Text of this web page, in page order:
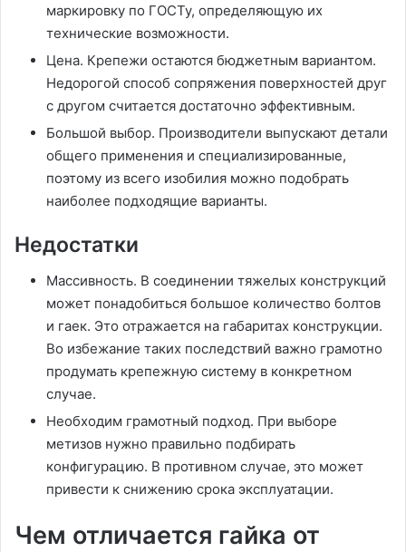
маркировку по ГОСТу, определяющую их
технические возможности.
Цена. Крепежи остаются бюджетным вариантом.
Недорогой способ сопряжения поверхностей друг
с другом считается достаточно эффективным.
Большой выбор. Производители выпускают детали
общего применения и специализированные,
поэтому из всего изобилия можно подобрать
наиболее подходящие варианты.
Недостатки
Массивность. В соединении тяжелых конструкций
может понадобиться большое количество болтов
и гаек. Это отражается на габаритах конструкции.
Во избежание таких последствий важно грамотно
продумать крепежную систему в конкретном
случае.
Необходим грамотный подход. При выборе
метизов нужно правильно подбирать
конфигурацию. В противном случае, это может
привести к снижению срока эксплуатации.
Чем отличается гайка от